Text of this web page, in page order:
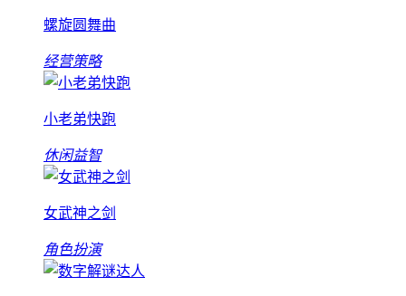
螺旋圆舞曲
经营策略
小老弟快跑
休闲益智
女武神之剑
角色扮演